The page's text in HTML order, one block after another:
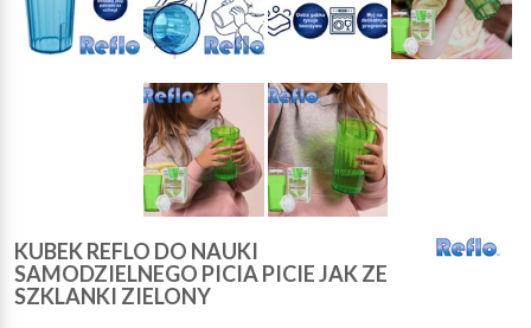
KUBEK REFLO DO NAUKI
SAMODZIELNEGO PICIA PICIE JAK ZE
SZKLANKI ZIELONY